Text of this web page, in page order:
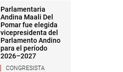
Parlamentaria
Andina Maali Del
Pomar fue elegida
vicepresidenta del
Parlamento Andino
para el período
2026–2027
CONGRESISTA